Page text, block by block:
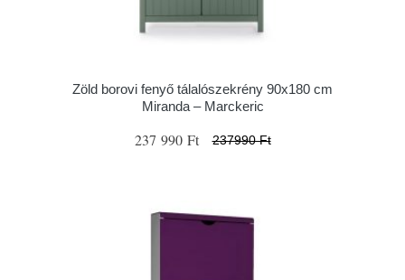
Zöld borovi fenyő tálalószekrény 90x180 cm
Miranda – Marckeric
237 990 Ft 237990 Ft